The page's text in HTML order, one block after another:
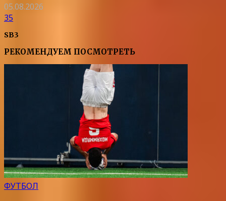
05.08.2026
35
SB3
РЕКОМЕНДУЕМ ПОСМОТРЕТЬ
ФУТБОЛ